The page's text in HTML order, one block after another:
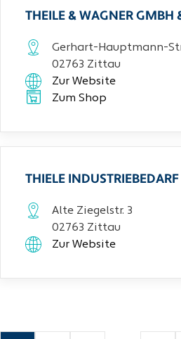
THEILE & WAGNER GMBH
Gerhart-Hauptmann-
02763 Zittau
Zur Website
Zum Shop
THIELE INDUSTRIEBEDARF
Alte Ziegelstr. 3
02763 Zittau
Zur Website